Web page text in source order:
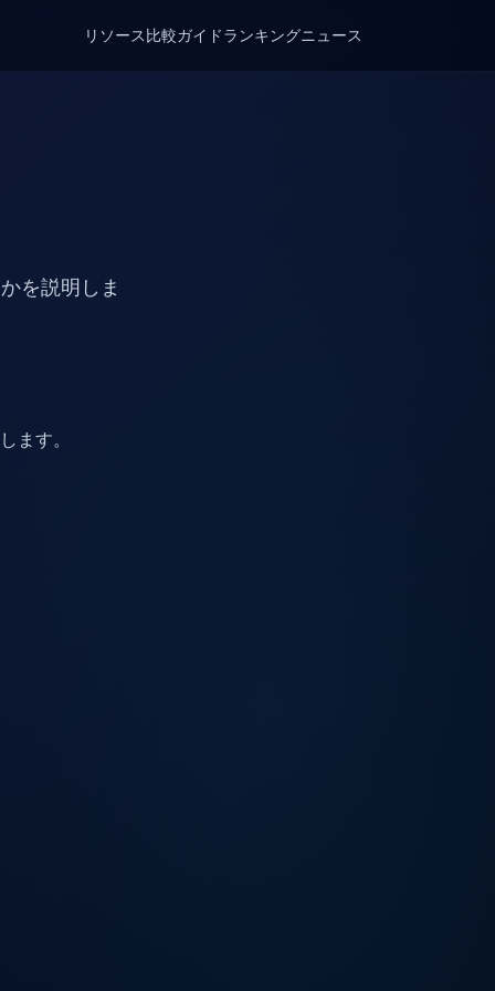
リソース比較ガイドランキングニュース
を説明しま
ます。